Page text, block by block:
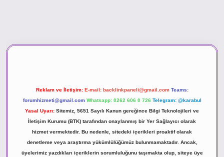
Reklam ve İletişim: E-mail: backlinkpaneli@gmail.com Teams:
forumhizmeti@gmail.com Whatsapp: 0262 606 0 726 Telegram: @karabul
Yasal Uyarı: Sitemiz, 5651 Sayılı Kanun gereğince Bilgi Teknolojileri ve
İletişim Kurumu (BTK) tarafından onaylanmış bir Yer Sağlayıcı olarak
hizmet vermektedir. Bu nedenle, sitedeki içerikleri proaktif olarak
denetleme veya araştırma yükümlülüğümüz bulunmamaktadır. Ancak,
üyelerimiz yazdıkları içeriklerin sorumluluğunu taşımakta olup, siteye üye